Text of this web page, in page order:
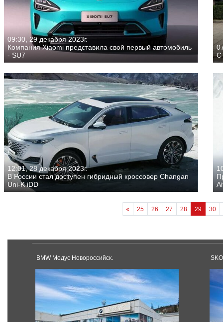
09:30, 29 декабря 2023г.
Компания Xiaomi представила свой первый автомобиль
- SU7
С
12:01, 28 декабря 2023г.
В России стал доступен гибридный кроссовер Changan
Uni-K iDD
« 25 26 27 28 29 30
BMW Модус Новороссийск.